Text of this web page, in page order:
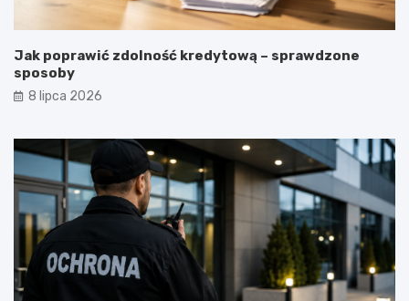
Jak poprawić zdolność kredytową – sprawdzone
sposoby
8 lipca 2026